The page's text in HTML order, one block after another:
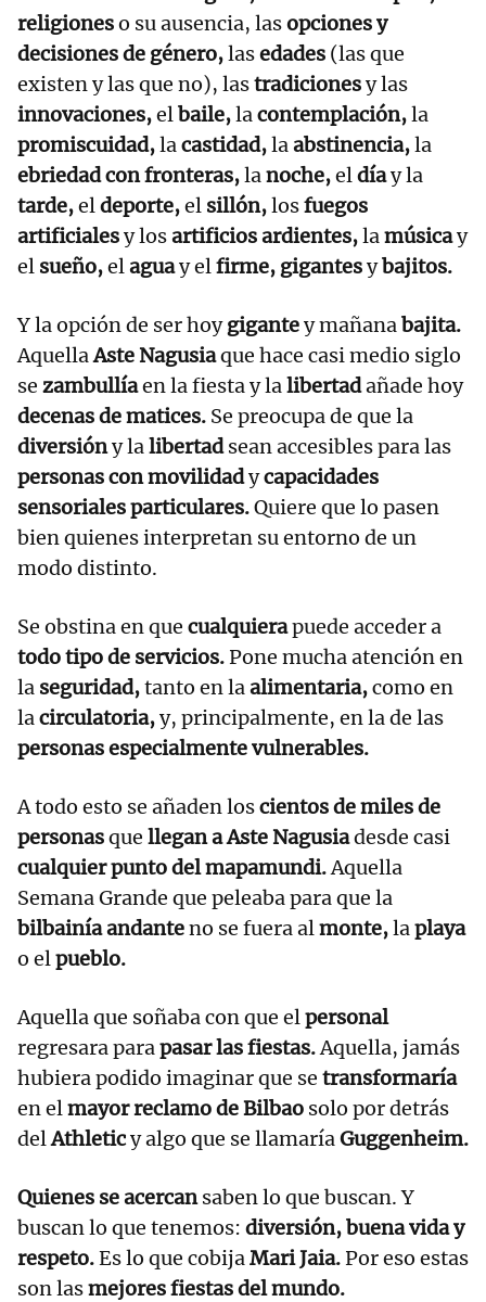
religioneso su ausencia, lasopciones y
decisiones de género,lasedades (las que
existen y las que no), lastradicionesy las
innovaciones,elbaile,lacontemplación,la
promiscuidad,lacastidad,laabstinencia,la
ebriedad con fronteras,lanoche,eldíay la
tarde,eldeporte,el sillón,losfuegos
artificialesy losartificios ardientes,lamúsicay
el sueño,elaguay elfirme, gigantesybajitos.
Y la opción de ser hoygigantey mañanabajita.
AquellaAste Nagusiaque hace casi medio siglo
se zambullíaen la fiesta y lalibertadañade hoy
decenas de matices. Se preocupa de que la
diversióny lalibertadsean accesibles para las
personas con movilidadycapacidades
sensoriales particulares.Quiere que lo pasen
bien quienes interpretan su entorno de un
modo distinto.
Se obstina en que cualquierapuede acceder a
todo tipo de servicios.Pone mucha atención en
la seguridad,tanto en laalimentaria,como en
lacirculatoria,y, principalmente, en la de las
personas especialmente vulnerables.
A todo esto se añaden loscientos de miles de
personasque llegan a Aste Nagusiadesde casi
cualquier punto del mapamundi.Aquella
Semana Grande que peleaba para que la
bilbainía andanteno se fuera almonte,laplaya
o elpueblo.
Aquella que soñaba con que elpersonal
regresara parapasar las fiestas.Aquella, jamás
hubiera podido imaginar que se transformaría
en elmayor reclamo de Bilbao solo por detrás
delAthleticy algo que se llamaríaGuggenheim.
Quienes se acercansaben lo que buscan. Y
buscan lo que tenemos: diversión, buena vida y
respeto.Es lo que cobijaMari Jaia.Por eso estas
son lasmejores fiestas del mundo.